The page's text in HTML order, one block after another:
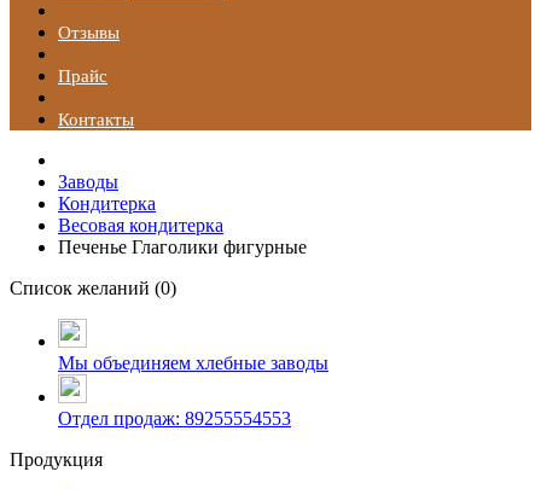
Отзывы
Прайс
Контакты
Заводы
Кондитерка
Весовая кондитерка
Печенье Глаголики фигурные
Список желаний (0)
Мы объединяем хлебные заводы
Отдел продаж: 89255554553
Продукция